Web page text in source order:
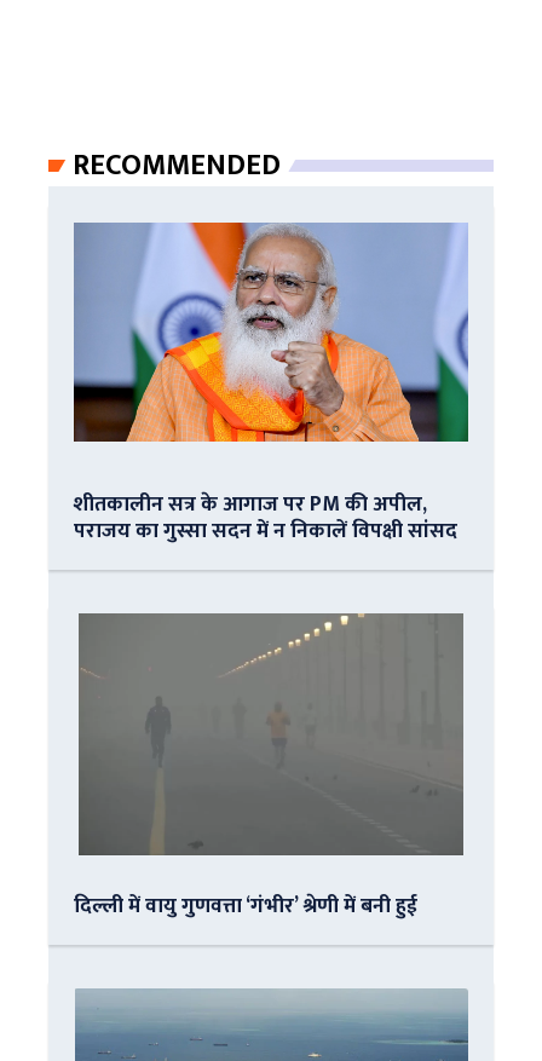
RECOMMENDED
शीतकालीन सत्र के आगाज पर PM की अपील,
पराजय का गुस्सा सदन में न निकालें विपक्षी सांसद
दिल्ली में वायु गुणवत्ता ‘गंभीर’ श्रेणी में बनी हुई